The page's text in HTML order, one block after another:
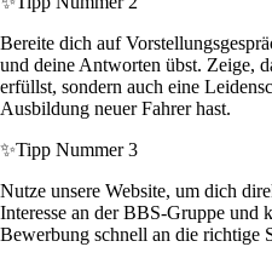
Bereite dich auf
und deine Antworten übst. Zeige,
erfüllst, sondern auch eine
Ausbildung neuer Fahrer hast.
✨Tipp Nummer 3
Nutze unsere Website, um dich
Interesse an der BBS-Gruppe und
Bewerbung schnell an die richtige